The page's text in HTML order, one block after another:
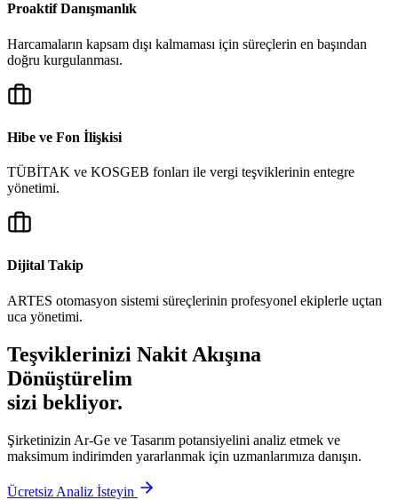
Proaktif Danışmanlık
Harcamaların kapsam dışı kalmaması için süreçlerin en başından
doğru kurgulanması.
Hibe ve Fon İlişkisi
TÜBİTAK ve KOSGEB fonları ile vergi teşviklerinin entegre
yönetimi.
Dijital Takip
ARTES otomasyon sistemi süreçlerinin profesyonel ekiplerle uçtan
uca yönetimi.
Teşviklerinizi Nakit Akışına
Dönüştürelim
sizi bekliyor.
Şirketinizin Ar-Ge ve Tasarım potansiyelini analiz etmek ve
maksimum indirimden yararlanmak için uzmanlarımıza danışın.
Ücretsiz Analiz İsteyin